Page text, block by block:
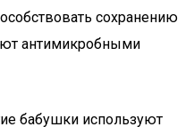
сохранению
антимикробными
бабушки используют